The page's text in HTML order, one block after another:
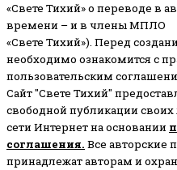
«Свете Тихий» о переводе в
времени – и в члены МПЛО
«Свете Тихий»). Перед
необходимо ознакомится с
пользовательским
Сайт "Свете Тихий"
свободной публикации
сети Интернет на основании
соглашения. Все авторские
принадлежат авторам и